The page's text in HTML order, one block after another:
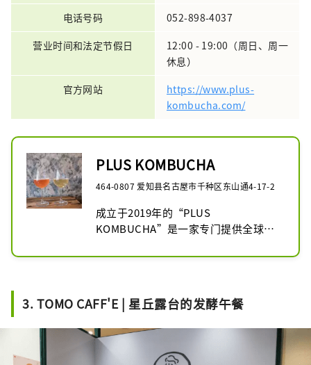
电话号码
052-898-4037
营业时间和法定节假日
12:00 - 19:00（周日、周一
休息）
官方网站
https://www.plus-
kombucha.com/
PLUS KOMBUCHA
464-0807 爱知县名古屋市千种区东山通4-17-2
成立于2019年的“PLUS
KOMBUCHA”是一家专门提供全球热
的手工饮料。这款饮品的魅力在于其清
爽的口感，以及根据发酵时间、茶叶种
类和糖分不同而衍生出的丰富风味，因
此在欧美和澳大利亚大受欢迎。
3. TOMO CAFF'E | 星丘露台的发酵午餐